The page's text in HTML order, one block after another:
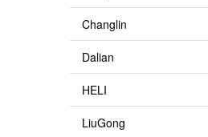
Changlin
Dalian
HELI
LiuGong